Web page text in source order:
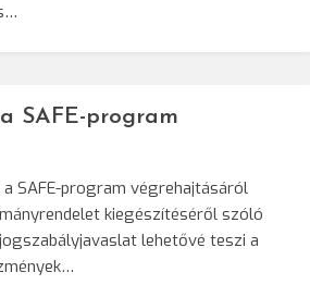
SAFE-program
SAFE-program végrehajtásáról
kiegészítéséről szóló
lehetővé teszi a